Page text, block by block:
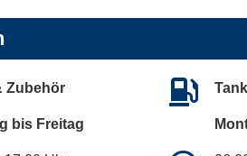
Zubehör
bis Freitag